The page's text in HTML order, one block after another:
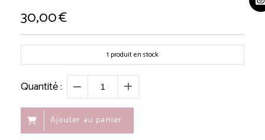
30,00€
1 produit en stock
Quantité :
Ajouter au panier